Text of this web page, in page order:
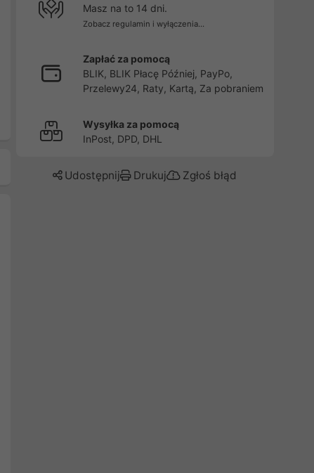
Masz na to 14 dni.
Zobacz regulamin i wyłączenia...
Zapłać za pomocą
BLIK, BLIK Płacę Później, PayPo,
Przelewy24, Raty, Kartą, Za pobraniem
Wysyłka za pomocą
InPost, DPD, DHL
Udostępnij Drukuj Zgłoś błąd